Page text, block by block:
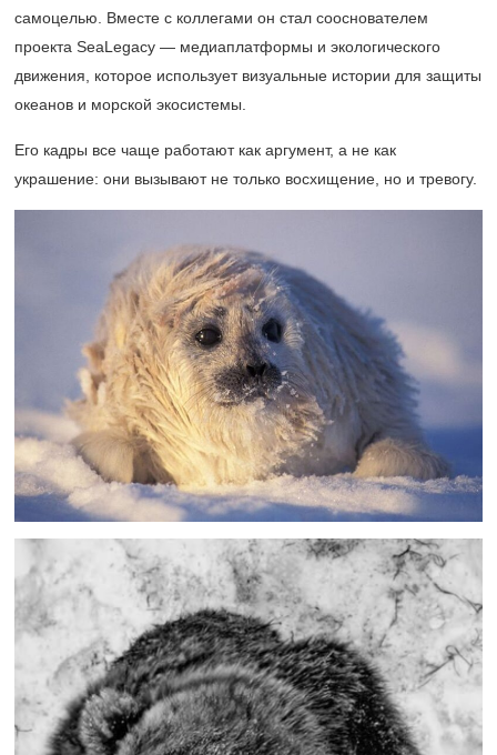
самоцелью. Вместе с коллегами он стал сооснователем
проекта SeaLegacy — медиаплатформы и экологического
движения, которое использует визуальные истории для защиты
океанов и морской экосистемы.
Его кадры все чаще работают как аргумент, а не как
украшение: они вызывают не только восхищение, но и тревогу.